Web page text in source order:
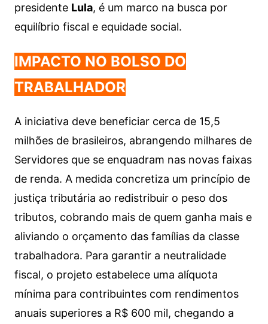
presidente Lula, é um marco na busca por
equilíbrio fiscal e equidade social.
IMPACTO NO BOLSO DO
TRABALHADOR
A iniciativa deve beneficiar cerca de 15,5
milhões de brasileiros, abrangendo milhares de
Servidores que se enquadram nas novas faixas
de renda. A medida concretiza um princípio de
justiça tributária ao redistribuir o peso dos
tributos, cobrando mais de quem ganha mais e
aliviando o orçamento das famílias da classe
trabalhadora. Para garantir a neutralidade
fiscal, o projeto estabelece uma alíquota
mínima para contribuintes com rendimentos
anuais superiores a R$ 600 mil, chegando a